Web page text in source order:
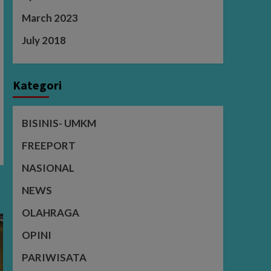
March 2023
July 2018
Kategori
BISINIS- UMKM
FREEPORT
NASIONAL
NEWS
OLAHRAGA
OPINI
PARIWISATA